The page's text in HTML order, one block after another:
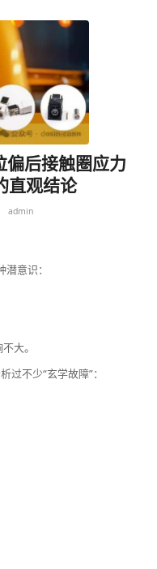
后接触圈应力
直观结论
admin
意识：
大。
不少“玄学故障”：